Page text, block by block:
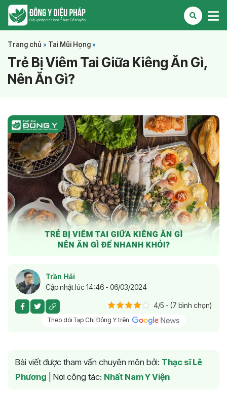
Trang chủ » Tai Mũi Họng »
Trẻ Bị Viêm Tai Giữa Kiêng Ăn Gì,
Nên Ăn Gì?
Trần Hải
Cập nhật lúc 14:46 - 06/03/2024
4/5 - (7 bình chọn)
Theo dõi Tạp Chí Đông Y trên
Bài viết được tham vấn chuyên môn bởi: Thạc sĩ Lê
Phương
Nơi công tác: Nhất Nam Y Viện